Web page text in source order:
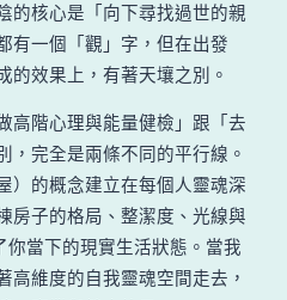
的核心是「向下尋找過世的親
有一個「觀」字，但在出發
的效果上，有著天壤之別。
高階心理與能量健檢」跟「去
，完全是兩條不同的平行線。
）的概念建立在每個人靈魂深
房子的格局、整潔度、光線與
當下的現實生活狀態。當我
高維度的自我靈魂空間走去，